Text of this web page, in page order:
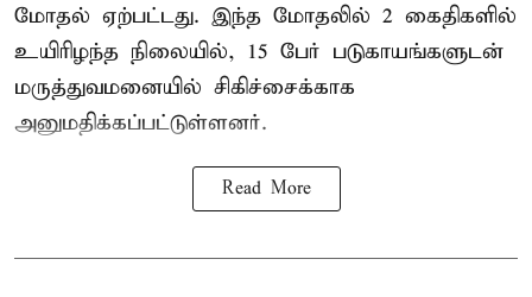
மோதல் ஏற்பட்டது. இந்த மோதலில் 2 கைதிகளில்
உயிரிழந்த நிலையில், 15 பேர் படுகாயங்களுடன்
மருத்துவமனையில் சிகிச்சைக்காக
அனுமதிக்கப்பட்டுள்ளனர்.
Read More